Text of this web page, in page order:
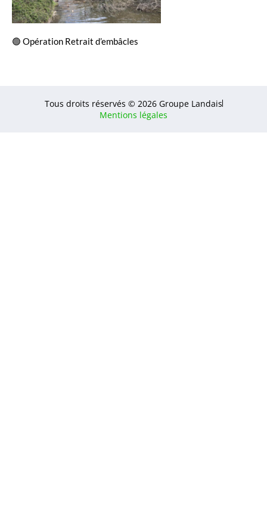
🟢 Opération Retrait d’embâcles
Tous droits réservés © 2026 Groupe Landais
Mentions légales